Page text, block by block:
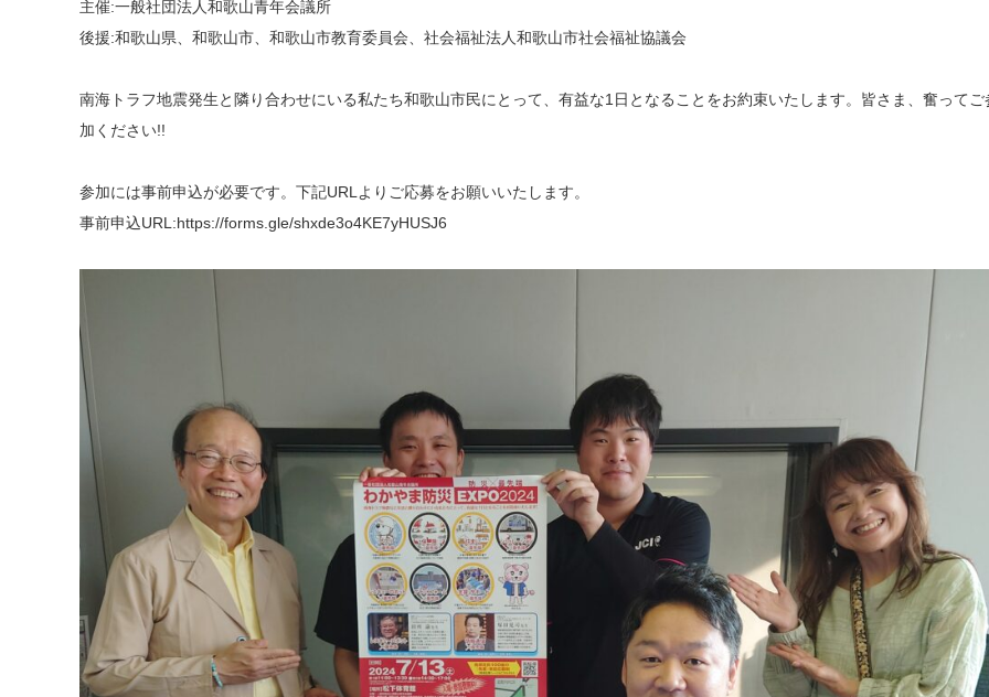
主催:一般社団法人和歌山青年会議所
後援:和歌山県、和歌山市、和歌山市教育委員会、社会福祉法人和歌山市社会福祉協議会
南海トラフ地震発生と隣り合わせにいる私たち和歌山市民にとって、有益な1日となることをお約束いたします。皆さま、奮ってご
加ください!!
参加には事前申込が必要です。下記URLよりご応募をお願いいたします。
事前申込URL:https://forms.gle/shxde3o4KE7yHUSJ6